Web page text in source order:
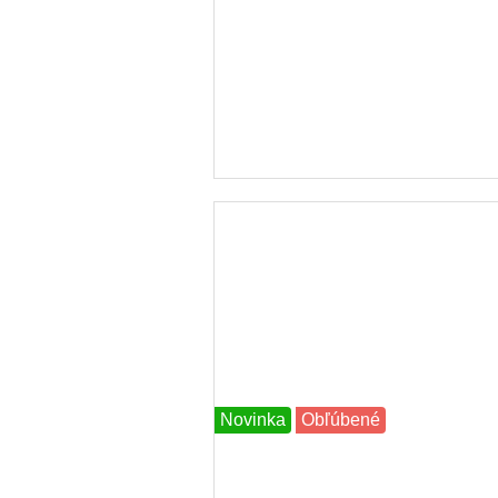
Novinka Obľúbené